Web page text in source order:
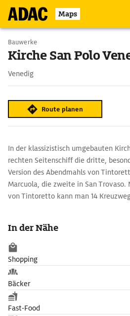
Maps
Bauwerke
Kirche San Polo
Venedig
Route planen
In der klassizistisch umgebauten
rechten Seitenschiff die dritte,
Version des Abendmahls von
Marcuola, die zweite in San Trovaso.
von Tintoretto kann man 14
Palma il Giovane bewundern.
Den Altar schmückt ein Werk von
Vermählung der Jungfrau Maria, den
Giambattista Tiepolos bekanntes
Sankt Johannes Nepomuk (1754).
In der Nähe
Shopping
Bäcker
Fast-Food